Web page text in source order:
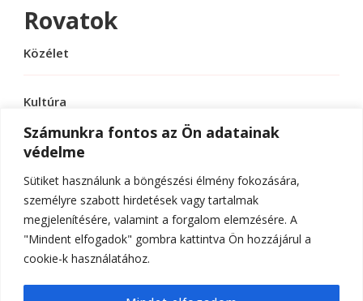
Számunkra fontos az Ön adatainak
védelme
Sütiket használunk a böngészési élmény fokozására,
személyre szabott hirdetések vagy tartalmak
megjelenítésére, valamint a forgalom elemzésére. A
"Mindent elfogadok" gombra kattintva Ön hozzájárul a
cookie-k használatához.
Rovatok
Közélet
Kultúra
Sport
Tudomány
© Szerzői jog 2026ELTE Online